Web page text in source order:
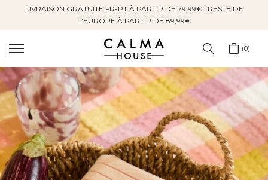
SauterLIVRAISON GRATUITE FR-PT À PARTIR DE 79,99€ | RESTE DE
L'EUROPE À PARTIR DE 89,99€
0